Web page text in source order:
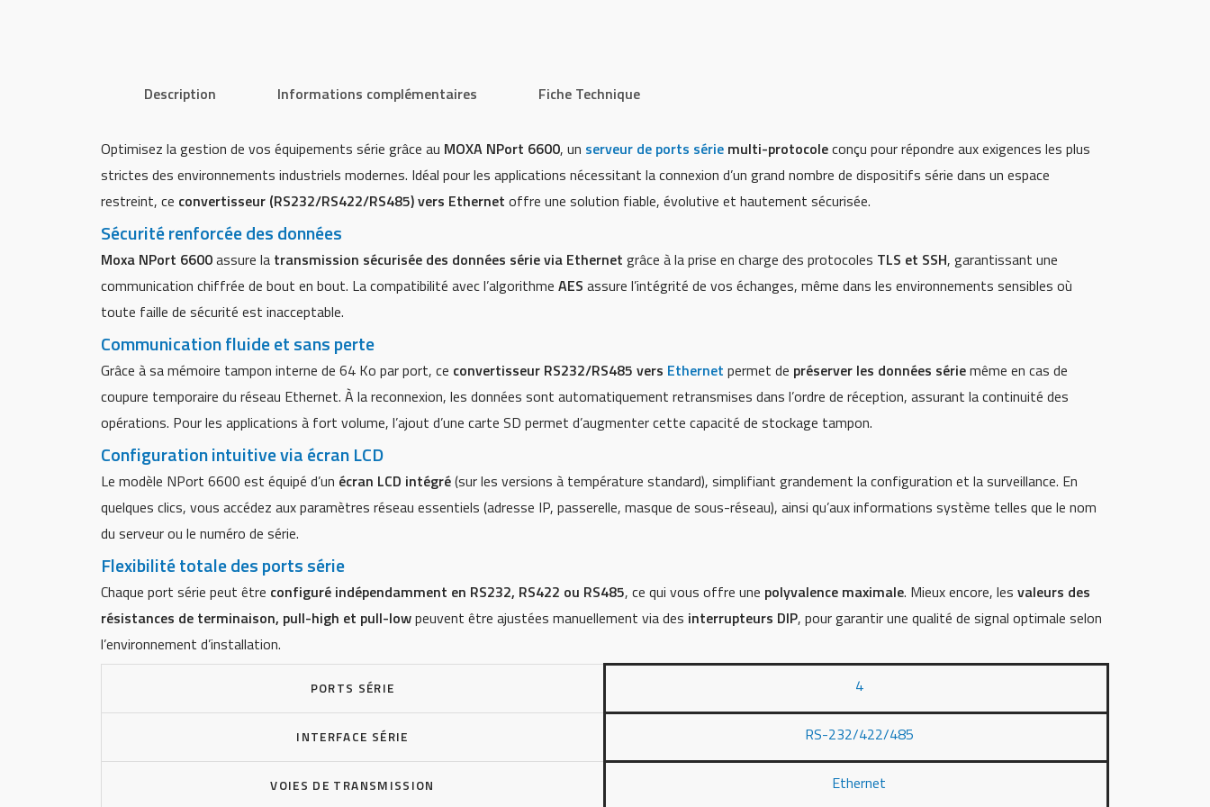
Description Informations complémentaires Fiche Technique
Optimisez la gestion de vos équipements série grâce au MOXA NPort 6600, un serveur de ports série multi-protocoleconçu pour répondre aux exigences les plus
strictes des environnements industriels modernes. Idéal pour les applications nécessitant la connexion d’un grand nombre de dispositifs série dans un espace
restreint, ce convertisseur (RS232/RS422/RS485) vers Ethernet offre une solution fiable, évolutive et hautement sécurisée.
Sécurité renforcée des données
Moxa NPort 6600assure la transmission sécurisée des données série via Ethernet grâce à la prise en charge des protocoles TLS et SSH, garantissant une
communication chiffrée de bout en bout. La compatibilité avec l’algorithme AES assure l’intégrité de vos échanges, même dans les environnements sensibles où
toute faille de sécurité est inacceptable.
Communication fluide et sans perte
Grâce à sa mémoire tampon interne de 64 Ko par port, ce convertisseur RS232/RS485 vers Ethernet permet de préserver les données sériemême en cas de
coupure temporaire du réseau Ethernet. À la reconnexion, les données sont automatiquement retransmises dans l’ordre de réception, assurant la continuité des
opérations. Pour les applications à fort volume, l’ajout d’une carte SD permet d’augmenter cette capacité de stockage tampon.
Configuration intuitive via écran LCD
Le modèle NPort 6600 est équipé d’un écran LCD intégré(sur les versions à température standard), simplifiant grandement la configuration et la surveillance. En
quelques clics, vous accédez aux paramètres réseau essentiels (adresse IP, passerelle, masque de sous-réseau), ainsi qu’aux informations système telles que le nom
du serveur ou le numéro de série.
Flexibilité totale des ports série
Chaque port série peut être configuré indépendamment en RS232, RS422 ou RS485, ce qui vous offre une polyvalence maximale. Mieux encore, les valeurs des
résistances de terminaison, pull-high et pull-lowpeuvent être ajustées manuellement via des interrupteurs DIP, pour garantir une qualité de signal optimale selon
l’environnement d’installation.
PORTS SÉRIE 4
INTERFACE SÉRIE RS-232/422/485
VOIES DE TRANSMISSION Ethernet